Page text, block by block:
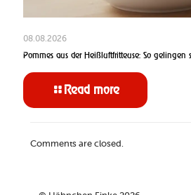
08.08.2026
Pommes aus der Heißluftfritteuse: So gelingen
Read more
Comments are closed.